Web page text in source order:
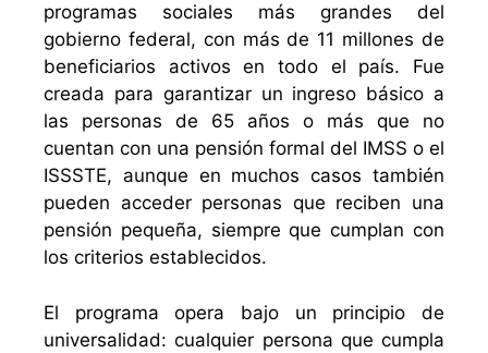
programas sociales más grandes del
gobierno federal, con más de 11 millones de
beneficiarios activos en todo el país. Fue
creada para garantizar un ingreso básico a
las personas de 65 años o más que no
cuentan con una pensión formal del IMSS o el
ISSSTE, aunque en muchos casos también
pueden acceder personas que reciben una
pensión pequeña, siempre que cumplan con
los criterios establecidos.
El programa opera bajo un principio de
universalidad: cualquier persona que cumpla